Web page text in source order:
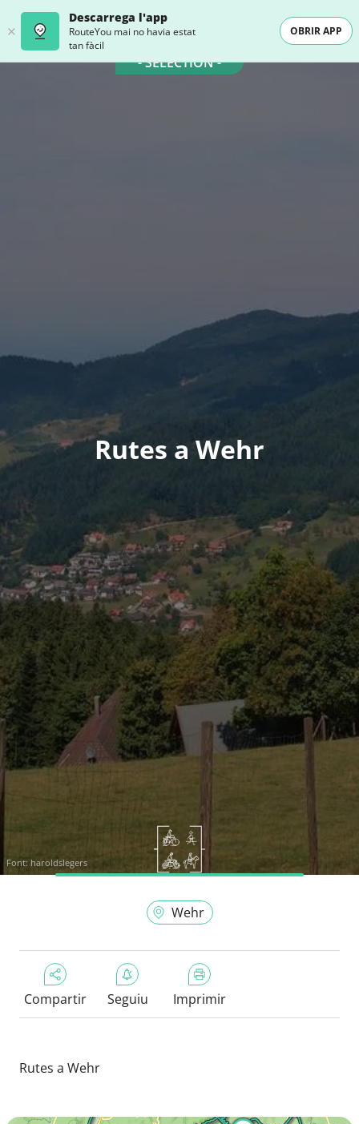
Descarrega l'app
RouteYou mai no havia estat
tan fàcil
OBRIR APP
- SELECTION -
Rutes a Wehr
Font: haroldslegers
Wehr
Compartir Seguiu Imprimir
Rutes a Wehr